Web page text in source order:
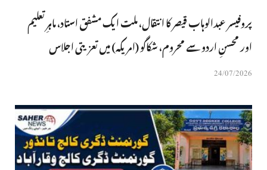
پروفیسر عبدالوہاب قیصر کا انتقال، ملت ایک مشفق استاد، ماہرِتعلیم
اور محسنِ اردو سے محروم، شکاگو (امریکہ) میں تعزیتی اجلاس
24/07/2026